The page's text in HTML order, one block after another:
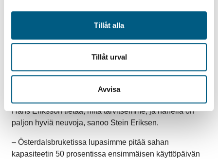
Tillåt alla
Tillåt urval
Avvisa
Hans Eriksson, Myyjä
Hans Eriksson tietää, mitä tarvitsemme, ja hänellä on
paljon hyviä neuvoja, sanoo Stein Eriksen.
– Österdalsbruketissa lupasimme pitää sahan
kapasiteetin 50 prosentissa ensimmäisen käyttöpäivän